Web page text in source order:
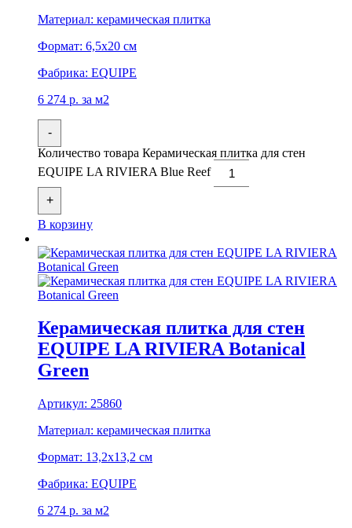
Материал: керамическая плитка
Формат: 6,5x20 см
Фабрика: EQUIPE
6 274 р. за м2
-
Количество товара Керамическая плитка для стен
EQUIPE LA RIVIERA Blue Reef
+
В корзину
Керамическая плитка для стен
EQUIPE LA RIVIERA Botanical
Green
Артикул: 25860
Материал: керамическая плитка
Формат: 13,2x13,2 см
Фабрика: EQUIPE
6 274 р. за м2